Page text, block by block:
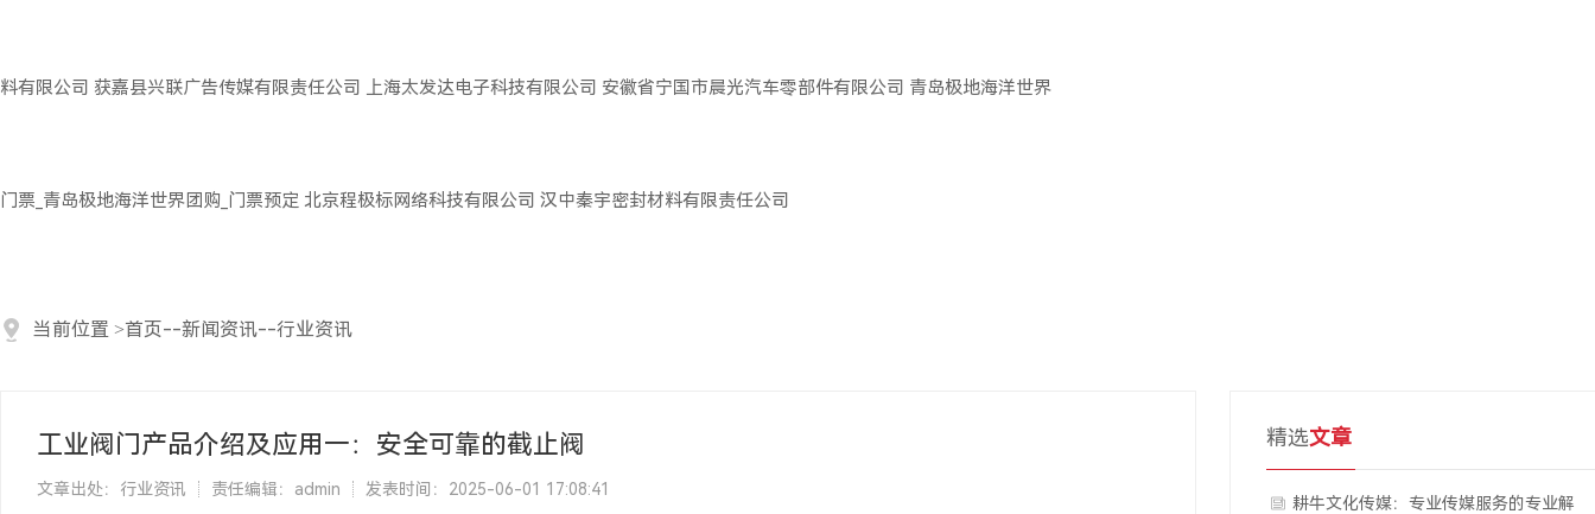
料有限公司 获嘉县兴联广告传媒有限责任公司 上海太发达电子科技有限公司 安徽省宁国市晨光汽车零部件有限公司 青岛极地海洋世界
门票_青岛极地海洋世界团购_门票预定 北京程极标网络科技有限公司 汉中秦宇密封材料有限责任公司
当前位置 >首页--新闻资讯--行业资讯
工业阀门产品介绍及应用一：安全可靠的截止阀
文章出处：行业资讯 责任编辑：admin 发表时间：2025-06-01 17:08:41
精选文章
耕牛文化传媒：专业传媒服务的专业解